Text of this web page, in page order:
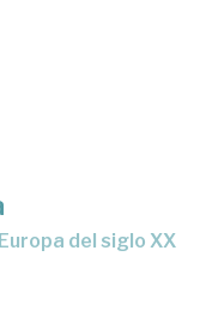
del siglo XX